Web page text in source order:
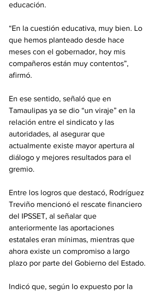
educación.
“En la cuestión educativa, muy bien. Lo
que hemos planteado desde hace
meses con el gobernador, hoy mis
compañeros están muy contentos”,
afirmó.
En ese sentido, señaló que en
Tamaulipas ya se dio “un viraje” en la
relación entre el sindicato y las
autoridades, al asegurar que
actualmente existe mayor apertura al
diálogo y mejores resultados para el
gremio.
Entre los logros que destacó, Rodríguez
Treviño mencionó el rescate financiero
del IPSSET, al señalar que
anteriormente las aportaciones
estatales eran mínimas, mientras que
ahora existe un compromiso a largo
plazo por parte del Gobierno del Estado.
Indicó que, según lo expuesto por la